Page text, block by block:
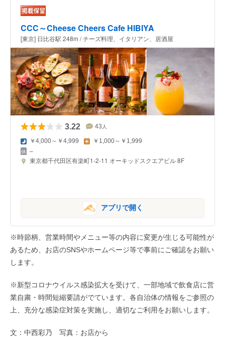
CCC～Cheese Cheers Cafe HIBIYA
[東京] 日比谷駅 248m / チーズ料理、イタリアン、居酒屋
3.22 43 人
￥4,000～￥4,999 ￥1,000～￥1,999
–
東京都千代田区有楽町1-2-11 オーキッドスクエアビル 8F
アプリで開く
※時節柄、営業時間やメニュー等の内容に変更が生じる可能性が
あるため、お店のSNSやホームページ等で事前にご確認をお願い
します。
※新型コロナウイルス感染拡大を受けて、一部地域で飲食店に営
業自粛・時間短縮要請がでています。各自治体の情報をご参照の
上、充分な感染症対策を実施し、適切なご利用をお願いします。
文：中西彩乃 写真：お店から